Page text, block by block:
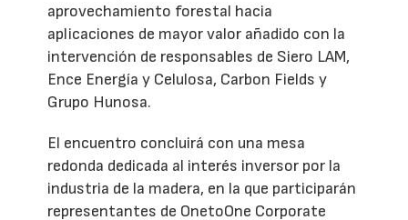
aprovechamiento forestal hacia
aplicaciones de mayor valor añadido con la
intervención de responsables de Siero LAM,
Ence Energía y Celulosa, Carbon Fields y
Grupo Hunosa.
El encuentro concluirá con una mesa
redonda dedicada al interés inversor por la
industria de la madera, en la que participarán
representantes de OnetoOne Corporate